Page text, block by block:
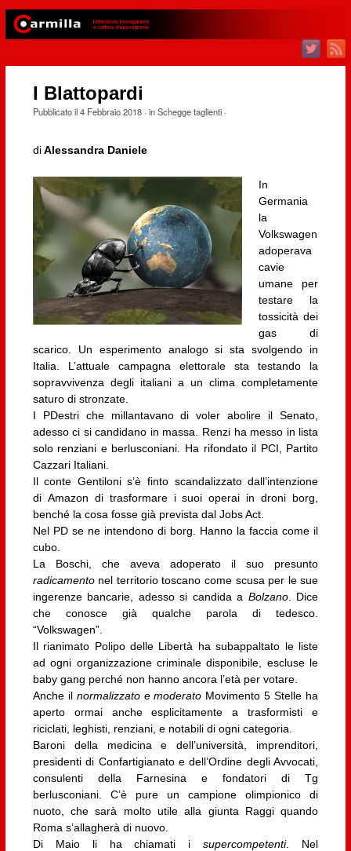
I Blattopardi
Pubblicato il4 Febbraio 2018· inSchegge taglienti·
diAlessandra Daniele
In
Germania
la
Volkswagen
adoperava
cavie
umane per
testare la
tossicità dei
gas di
scarico. Un esperimento analogo si sta svolgendo in
Italia. L’attuale campagna elettorale sta testando la
sopravvivenza degli italiani a un clima completamente
saturo di stronzate.
I PDestri che millantavano di voler abolire il Senato,
adesso ci si candidano in massa. Renzi ha messo in lista
solo renziani e berlusconiani. Ha rifondato il PCI, Partito
Cazzari Italiani.
Il conte Gentiloni s’è finto scandalizzato dall’intenzione
di Amazon di trasformare i suoi operai in droni borg,
benché la cosa fosse già prevista dal Jobs Act.
Nel PD se ne intendono di borg. Hanno la faccia come il
cubo.
La Boschi, che aveva adoperato il suo presunto
radicamento nel territorio toscano come scusa per le sue
ingerenze bancarie, adesso si candida a Bolzano. Dice
che conosce già qualche parola di tedesco.
“Volkswagen”.
Il rianimato Polipo delle Libertà ha subappaltato le liste
ad ogni organizzazione criminale disponibile, escluse le
baby gang perché non hanno ancora l’età per votare.
Anche il normalizzato e moderato Movimento 5 Stelle ha
aperto ormai anche esplicitamente a trasformisti e
riciclati, leghisti, renziani, e notabili di ogni categoria.
Baroni della medicina e dell’università, imprenditori,
presidenti di Confartigianato e dell’Ordine degli Avvocati,
consulenti della Farnesina e fondatori di Tg
berlusconiani. C’è pure un campione olimpionico di
nuoto, che sarà molto utile alla giunta Raggi quando
Roma s’allagherà di nuovo.
Di Maio li ha chiamati isupercompetenti. Nel